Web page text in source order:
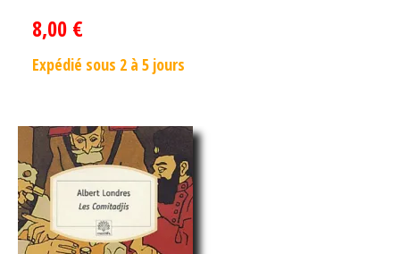
8,00 €
Expédié sous 2 à 5 jours